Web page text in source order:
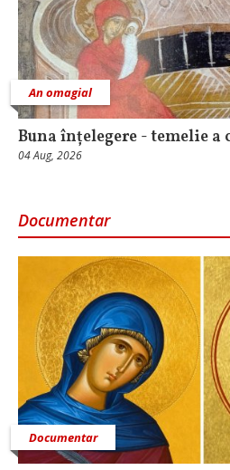
An omagial
Buna înțelegere - temelie
04 Aug, 2026
Documentar
Documentar